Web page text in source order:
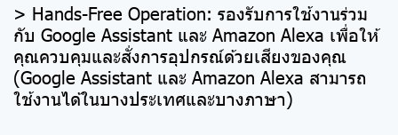
> Hands-Free Operation: รองรับการใช้งานร่วม
กับ Google Assistant และ Amazon Alexa เพื่อให้
คุณควบคุมและสั่งการอุปกรณ์ด้วยเสียงของคุณ
(Google Assistant และ Amazon Alexa สามารถ
ใช้งานได้ในบางประเทศและบางภาษา)